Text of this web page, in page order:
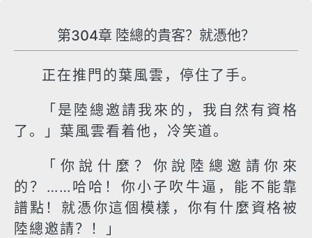
第304章 陸總的貴客？就憑他？
正在推門的葉風雲，停住了手。
「是陸總邀請我來的，我自然有資格
了。」葉風雲看着他，冷笑道。
「你說什麼？你說陸總邀請你來
的？……哈哈！你小子吹牛逼，能不能靠
譜點！就憑你這個模樣，你有什麼資格被
陸總邀請？！」